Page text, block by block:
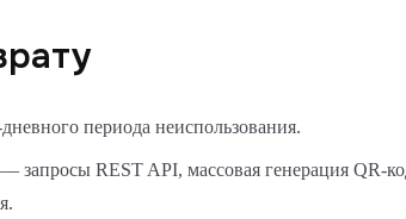
периода неиспользования.
— запросы REST API, массовая генерация QR-